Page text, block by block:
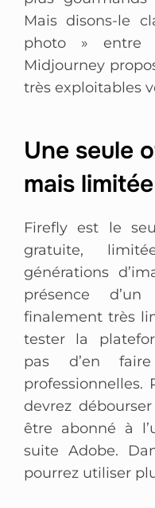
Mais disons-le
photo » entre
Midjourney
très exploitables
Une seule
mais limitée
Firefly est le
gratuite,
générations
présence
finalement très
tester la
pas d’en
professionnelles.
devrez
être abonné à
suite Adobe.
pourrez utiliser